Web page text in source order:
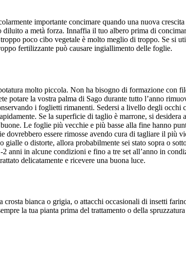
importante concimare quando una nuova
a metà forza. Innaffia il tuo albero prima di
poco cibo vegetale è molto meglio di troppo. Se si
fertilizzante può causare ingiallimento delle foglie.
molto piccola. Non ha bisogno di formazione con
potare la vostra palma di Sago durante tutto l’anno
i foglietti rimanenti. Sedersi a livello degli
Se la superficie di taglio è marrone, si
Le foglie più vecchie e più basse alla fine hanno
dovrebbero essere rimosse avendo cura di tagliare il più
gialle o distorte, allora probabilmente sei stato sopra o
anni in alcune condizioni e fino a tre set all’anno in
delicatamente e ricevere una buona luce.
crosta bianca o grigia, o attacchi occasionali di insetti
la tua pianta prima del trattamento o della